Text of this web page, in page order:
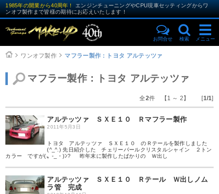
1985年の開業から40周年！
エンジンチューニングやCPU現車セッティングからワ
ンオフ製作まで皆様の期待にお応えいたします！
お問合せ 検索 メニュー
ワンオフ製作 マフラー製作：トヨタ アルテッツァ
マフラー製作：トヨタ アルテッツァ
全2件 【1 ～ 2】 [1/1]
アルテッツァ ＳＸＥ１０ Ｒマフラー製作
2011年5月3日
トヨタ アルテッツァ ＳＸＥ１０ のＲテールを製作しました
(^_^.) 先日紹介した チェリーパールクリスタルシャイン ２トン
カラー ですが(〟-_・)ﾝ? 昨年末に製作したばかりの Ｗ出し
アルテッツァ ＳＸＥ１０ Ｒテール Ｗ出しノム
ラ管 完成